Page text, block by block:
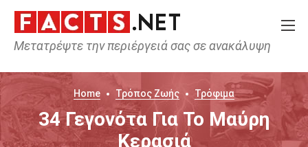
Μετατρέψτε την περιέργειά σας σε ανακάλυψη
Home Τρόπος Ζωής Τρόφιμα
34 Γεγονότα Για Το Μαύρη
Κερασιά